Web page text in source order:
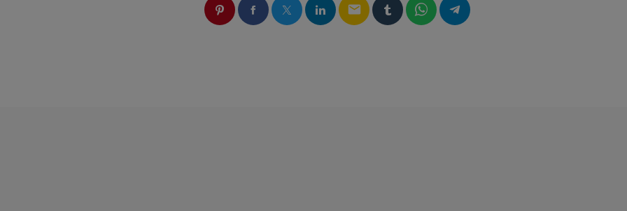
email